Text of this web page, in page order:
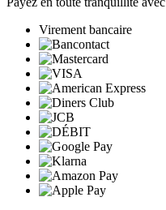
Virement bancaire